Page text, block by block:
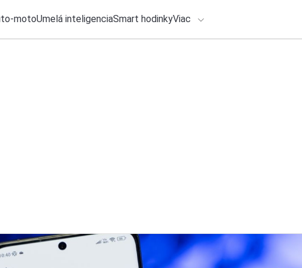
motoUmelá inteligenciaSmart hodinkyViac